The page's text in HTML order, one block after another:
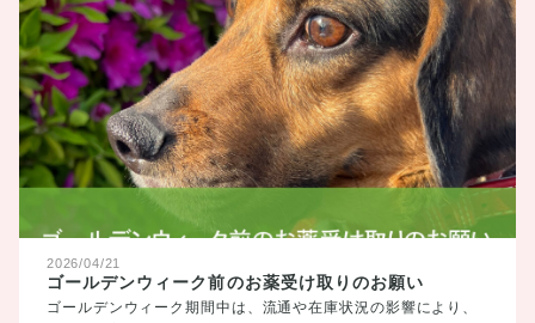
2026/04/21
ゴールデンウィーク前のお薬受け取りのお願い
ゴールデンウィーク期間中は、流通や在庫状況の影響により、